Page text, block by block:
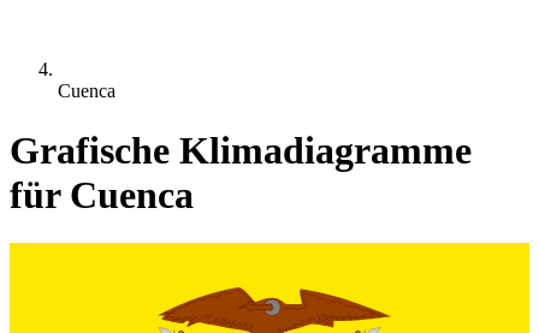
Cuenca
Grafische Klimadiagramme
für Cuenca